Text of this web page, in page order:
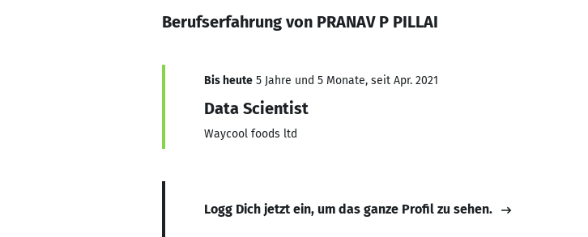
Berufserfahrung von PRANAV P PILLAI
Bis heute 5 Jahre und 5 Monate, seit Apr. 2021
Data Scientist
Waycool foods ltd
Logg Dich jetzt ein, um das ganze Profil zu sehen.